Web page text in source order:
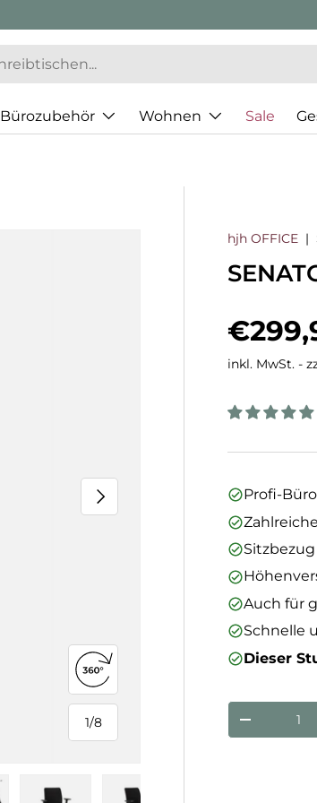
Bürozubehör Wohnen Sale
1/
von
8
Nächste
360°-Ansicht öffnen
hjh OFFICE |
inkl. MwSt. -
Profi-
Auch für
Schnelle
Dieser
Anzahl
Menge